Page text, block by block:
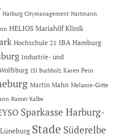
Harburg Citymanagement Hartmann
HELIOS Mariahilf Klinik
Hochschule 21 IBA Hamburg
Industrie- und
ISI Buchholz Karen Pein
Martin Mahn Melanie-Gitte
Rainer Kalbe
Sparkasse Harburg-
Stade Süderelbe